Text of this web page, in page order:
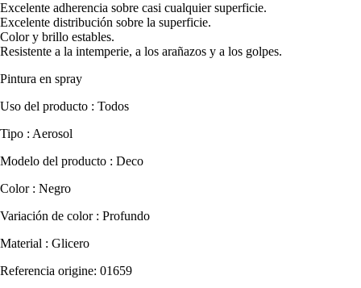
Excelente adherencia sobre casi cualquier superficie.
Excelente distribución sobre la superficie.
Color y brillo estables.
Resistente a la intemperie, a los arañazos y a los golpes.
Pintura en spray
Uso del producto : Todos
Tipo : Aerosol
Modelo del producto : Deco
Color : Negro
Variación de color : Profundo
Material : Glicero
Referencia origine: 01659